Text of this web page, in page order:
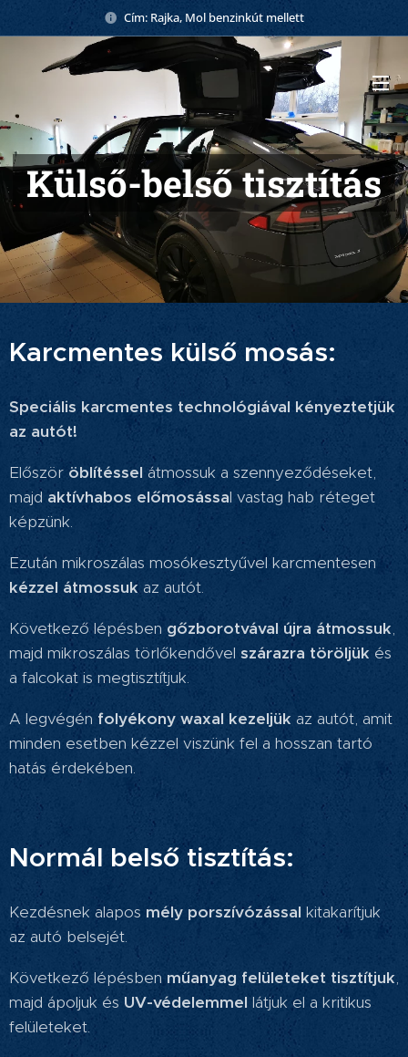
Cím: Rajka, Mol benzinkút mellett
Külső-belső tisztítás
Karcmentes külső mosás:
Speciális karcmentes technológiával kényeztetjük
az autót!
Először öblítéssel átmossuk a szennyeződéseket,
majd aktívhabos előmosással vastag hab réteget
képzünk.
Ezután mikroszálas mosókesztyűvel karcmentesen
kézzel átmossukaz autót.
Következő lépésben gőzborotvával újra átmossuk,
majd mikroszálas törlőkendővel szárazra töröljük és
a falcokat is megtisztítjuk.
A legvégén folyékony waxal kezeljük az autót, amit
minden esetben kézzel viszünk fel a hosszan tartó
hatás érdekében.
Normál belső tisztítás:
Kezdésnek alapos mély porszívózással kitakarítjuk
az autó belsejét.
Következő lépésben műanyag felületeket tisztítjuk,
majd ápoljuk és UV-védelemmel látjuk el a kritikus
felületeket.